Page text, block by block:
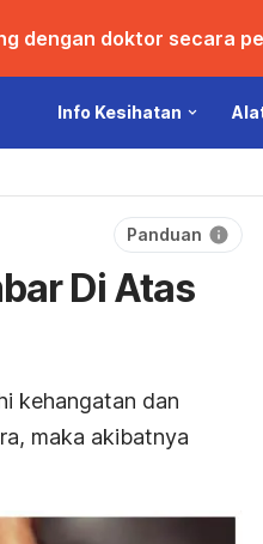
dengan doktor secara
Info Kesihatan
Panduan
Di Atas
kehangatan dan
maka akibatnya